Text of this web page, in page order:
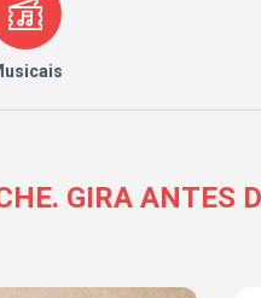
GIRA ANTES